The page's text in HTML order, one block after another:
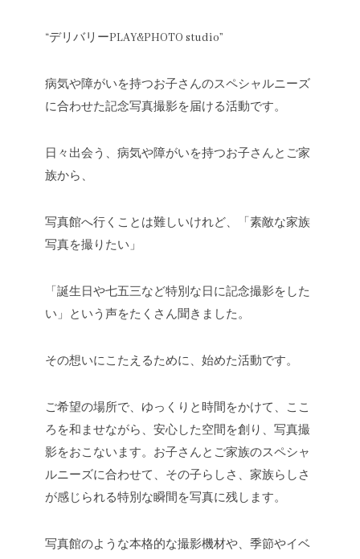
“デリバリーPLAY&PHOTO studio”
病気や障がいを持つお子さんのスペシャルニーズ
に合わせた記念写真撮影を届ける活動です。
日々出会う、病気や障がいを持つお子さんとご家
族から、
写真館へ行くことは難しいけれど、「素敵な家族
写真を撮りたい」
「誕生日や七五三など特別な日に記念撮影をした
い」という声をたくさん聞きました。
その想いにこたえるために、始めた活動です。
ご希望の場所で、ゆっくりと時間をかけて、ここ
ろを和ませながら、安心した空間を創り、写真撮
影をおこないます。お子さんとご家族のスペシャ
ルニーズに合わせて、その子らしさ、家族らしさ
が感じられる特別な瞬間を写真に残します。
写真館のような本格的な撮影機材や、季節やイベ